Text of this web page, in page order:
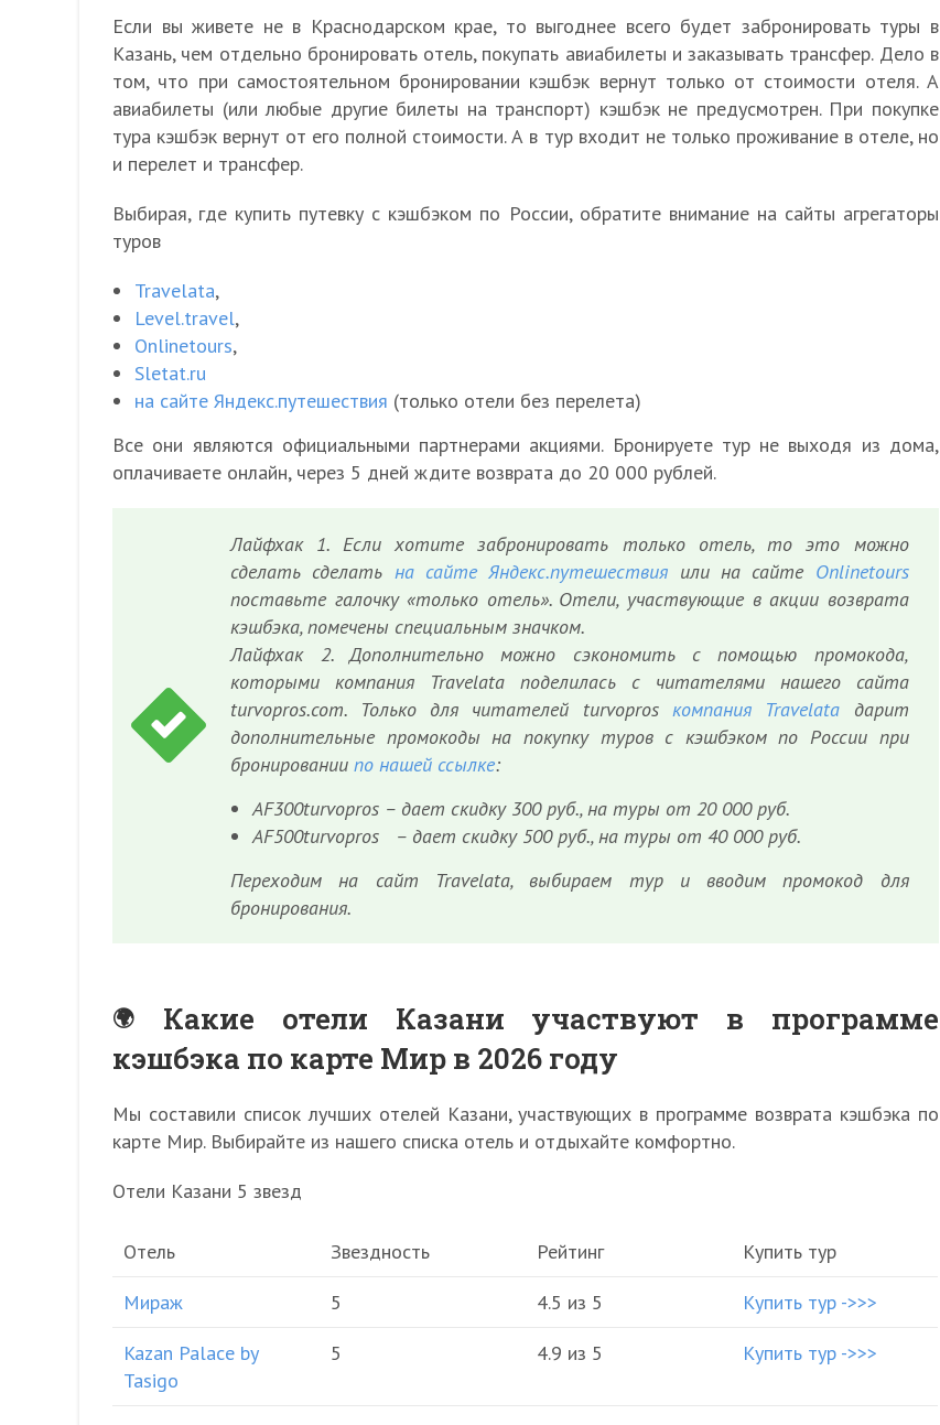
Если вы живете не в Краснодарском крае, то выгоднее всего будет забронировать туры в
Казань, чем отдельно бронировать отель, покупать авиабилеты и заказывать трансфер. Дело в
том, что при самостоятельном бронировании кэшбэк вернут только от стоимости отеля. А
авиабилеты (или любые другие билеты на транспорт) кэшбэк не предусмотрен. При покупке
тура кэшбэк вернут от его полной стоимости. А в тур входит не только проживание в отеле, но
и перелет и трансфер.
Выбирая, где купить путевку с кэшбэком по России, обратите внимание на сайты агрегаторы
туров
Travelata,
Level.travel,
Onlinetours,
Sletat.ru
на сайте Яндекс.путешествия (только отели без перелета)
Все они являются официальными партнерами акциями. Бронируете тур не выходя из дома,
оплачиваете онлайн, через 5 дней ждите возврата до 20 000 рублей.
Лайфхак 1. Если хотите забронировать только отель, то это можно
сделать сделать на сайте Яндекс.путешествия или на сайте Onlinetours
поставьте галочку «только отель». Отели, участвующие в акции возврата
кэшбэка, помечены специальным значком.
Лайфхак 2. Дополнительно можно сэкономить с помощью промокода,
которыми компания Travelata поделилась с читателями нашего сайта
turvopros.com. Только для читателей turvopros компания Travelata дарит
дополнительные промокоды на покупку туров с кэшбэком по России при
бронированиипо нашей ссылке:
AF300turvopros – дает скидку 300 руб., на туры от 20 000 руб.
AF500turvopros – дает скидку 500 руб., на туры от 40 000 руб.
Переходим на сайт Travelata, выбираем тур и вводим промокод для
бронирования.
Какие отели Казани участвуют в программе
кэшбэка по карте Мир в 2026 году
Мы составили список лучших отелей Казани, участвующих в программе возврата кэшбэка по
карте Мир. Выбирайте из нашего списка отель и отдыхайте комфортно.
Отели Казани 5 звезд
Отель Звездность Рейтинг
Купить тур
Мираж
5 4.5 из 5
Купить тур ->>>
Kazan Palace by
Tasigo
5 4.9 из 5 Купить тур ->>>